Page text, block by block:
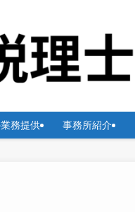
務提供 事務所紹介